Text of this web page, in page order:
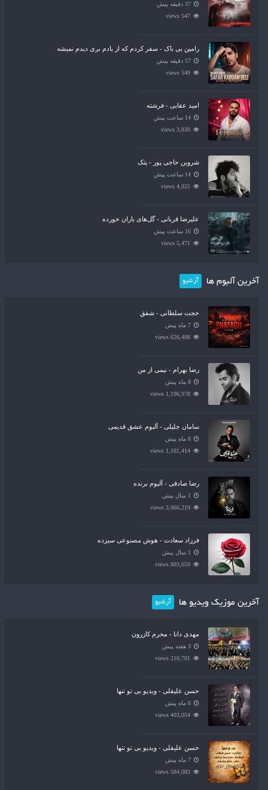
37 دقیقه پیش
547 views
رامین بی باک - سفر کردم که از یادم بری دیدم نمیشه
57 دقیقه پیش
549 views
امید عقابی - فرشته
14 ساعت پیش
3,830 views
شروین حاجی پور - پتک
14 ساعت پیش
4,925 views
علیرضا قربانی - گل‌های باران خورده
16 ساعت پیش
5,471 views
آخرین آلبوم ها آرشیو
حجت سلطانی - شفق
7 ماه پیش
626,408 views
رضا بهرام - نیمی از من
8 ماه پیش
1,196,978 views
سامان جلیلی - آلبوم عشق قدیمی
8 ماه پیش
1,161,414 views
رضا صادقی - آلبوم برنده
1 سال پیش
3,066,219 views
فرزاد سعادت - هوش مصنوعی سیزده
1 سال پیش
803,659 views
آخرین موزیک ویدیو ها آرشیو
مهدی دانا - محرم کازرون
3 هفته پیش
210,701 views
حسن علیقلی - ویدیو بی تو تنها
6 ماه پیش
403,054 views
حسن علیقلی - ویدیو بی تو تنها
7 ماه پیش
584,083 views